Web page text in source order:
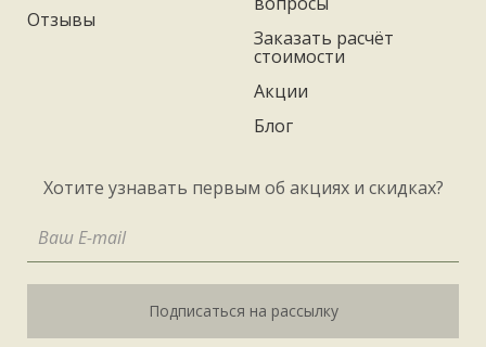
Отзывы
Заказать расчёт
стоимости
Акции
Блог
Хотите узнавать первым об акциях и скидках?
Подписаться на рассылку